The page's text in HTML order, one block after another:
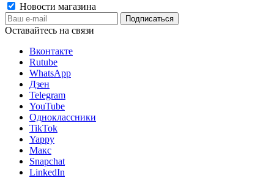
Новости магазина
Оставайтесь на связи
Вконтакте
Rutube
WhatsApp
Дзен
Telegram
YouTube
Одноклассники
TikTok
Yappy
Макс
Snapchat
LinkedIn